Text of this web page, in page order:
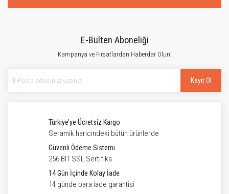
E-Bülten Aboneliği
Kampanya ve Fırsatlardan Haberdar Olun!
Kayıt Ol
Türkiye’ye Ücretsiz Kargo
Seramik haricindeki bütün ürünlerde
Güvenli Ödeme Sistemi
256 BIT SSL Sertifika
14 Gün İçinde Kolay İade
14 günde para iade garantisi